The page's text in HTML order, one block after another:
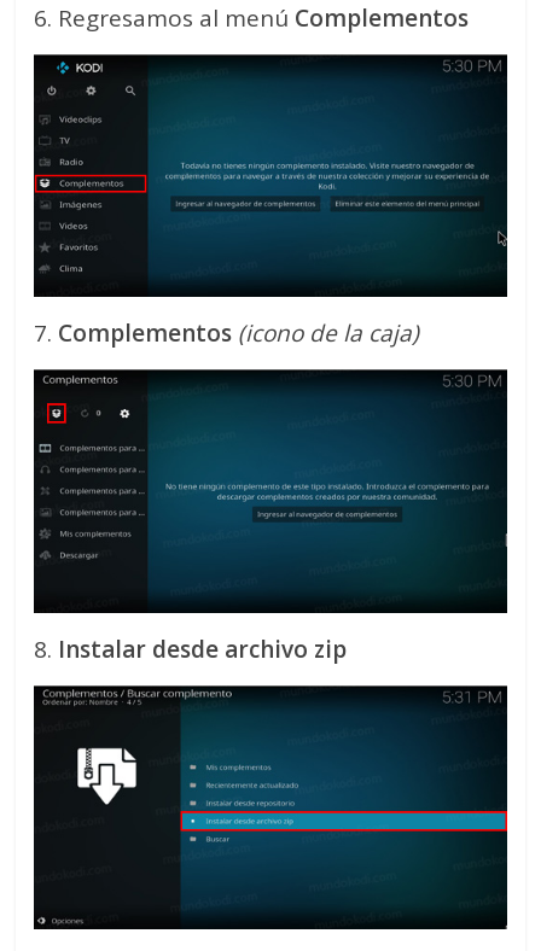
6. Regresamos al menú Complementos
7. Complementos (icono de la caja)
8. Instalar desde archivo zip